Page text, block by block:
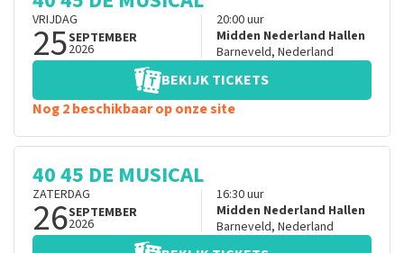
VRIJDAG
25SEPTEMBER
2026
20:00uur
Midden Nederland Hallen
Barneveld, Nederland
BEKIJK TICKETS
Nog 2 beschikbaar op onze site
40 45 DE MUSICAL
ZATERDAG
26SEPTEMBER
2026
16:30uur
Midden Nederland Hallen
Barneveld, Nederland